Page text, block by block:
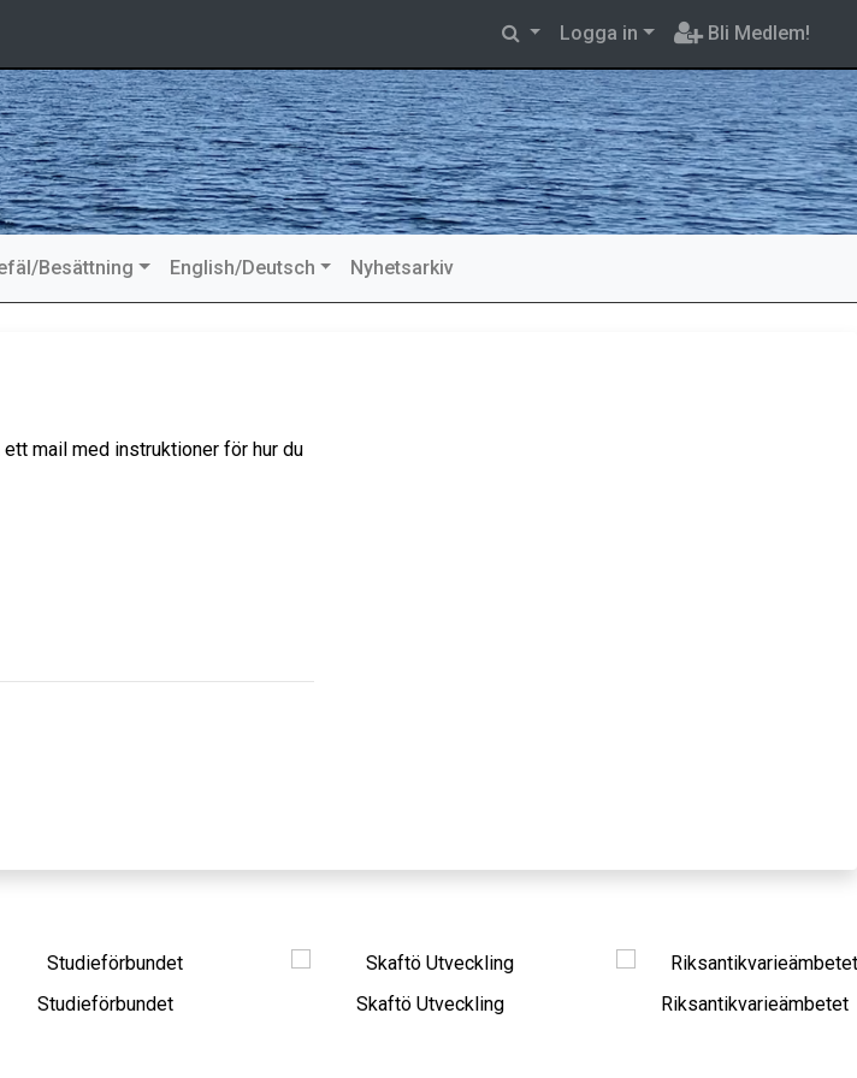
Logga in Bli Medlem!
Besättning English/Deutsch Nyhetsarkiv
mail med instruktioner för hur du
Skaftö Utveckling Riksantikvarieämbetet